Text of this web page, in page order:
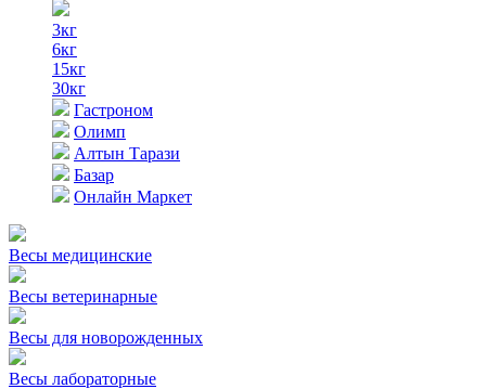
3кг
6кг
15кг
30кг
Гастроном
Олимп
Алтын Тарази
Базар
Онлайн Маркет
Весы медицинские
Весы ветеринарные
Весы для новорожденных
Весы лабораторные